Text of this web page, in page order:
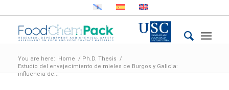
You are here: Home / Ph.D. Thesis /
Estudio del envejecimiento de mieles de Burgos y Galicia:
influencia de...